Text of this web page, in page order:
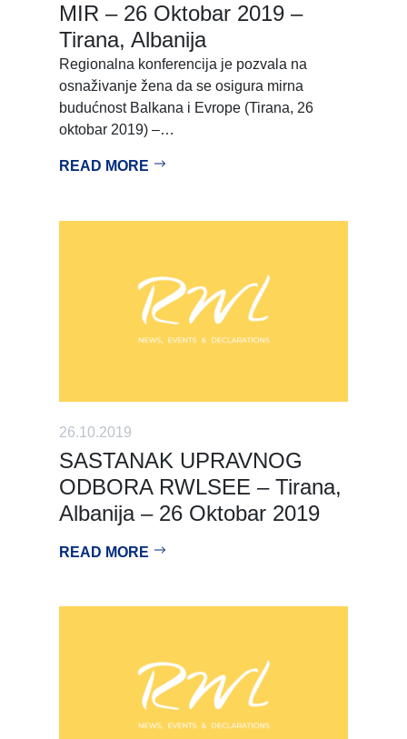
MIR – 26 Oktobar 2019 –
Tirana, Albanija
Regionalna konferencija je pozvala na
osnaživanje žena da se osigura mirna
budućnost Balkana i Evrope (Tirana, 26
oktobar 2019) –…
READ MORE
26.10.2019
SASTANAK UPRAVNOG
ODBORA RWLSEE – Tirana,
Albanija – 26 Oktobar 2019
READ MORE